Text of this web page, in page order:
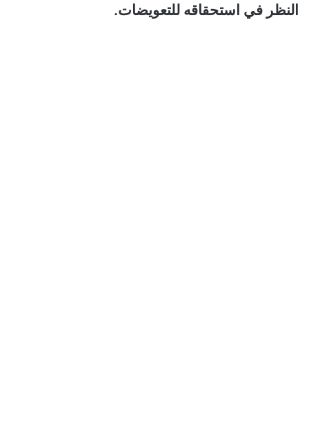
النظر في استحقاقه للتعويضات.